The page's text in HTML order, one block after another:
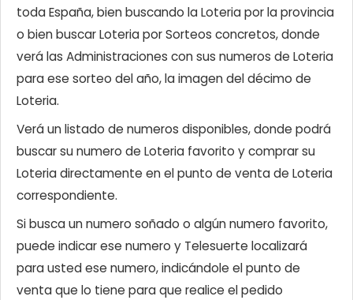
toda España, bien buscando la Loteria por la provincia
o bien buscar Loteria por Sorteos concretos, donde
verá las Administraciones con sus numeros de Loteria
para ese sorteo del año, la imagen del décimo de
Loteria.
Verá un listado de numeros disponibles, donde podrá
buscar su numero de Loteria favorito y comprar su
Loteria directamente en el punto de venta de Loteria
correspondiente.
Si busca un numero soñado o algún numero favorito,
puede indicar ese numero y Telesuerte localizará
para usted ese numero, indicándole el punto de
venta que lo tiene para que realice el pedido